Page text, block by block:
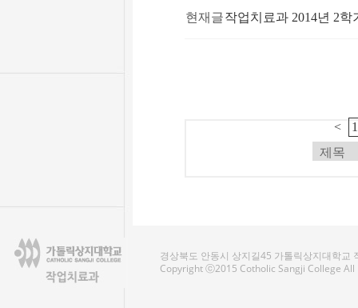
현재글작업치료과 2014년 2
< 1
경상북도 안동시 상지길45 가톨릭상지대학교
Copyright ⓒ2015 Cotholic Sangji College